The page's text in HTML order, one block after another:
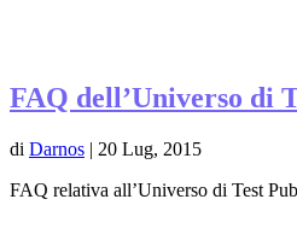
FAQ dell’Universo di
di Darnos | 20 Lug, 2015
FAQ relativa all’Universo di Test